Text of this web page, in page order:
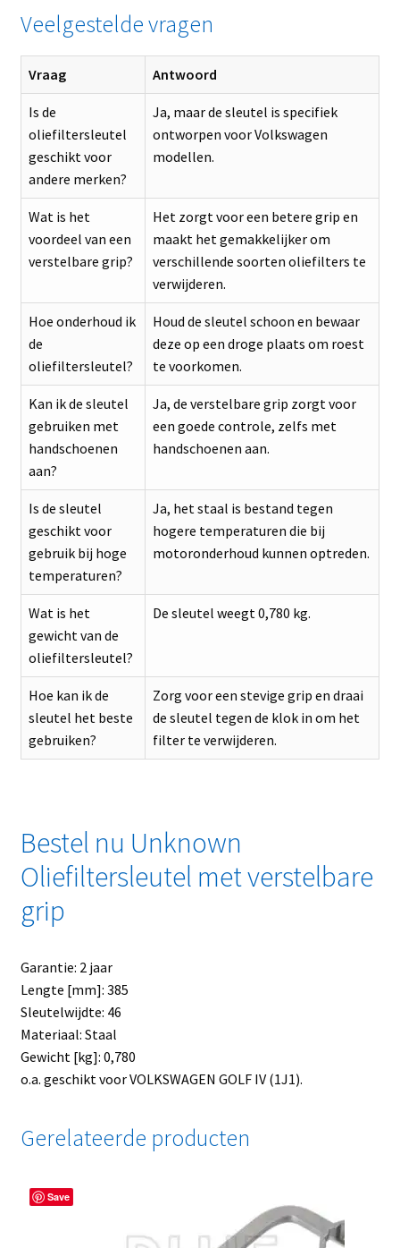
Veelgestelde vragen
Vraag Antwoord
Is de
oliefiltersleutel
geschikt voor
andere merken?
Ja, maar de sleutel is specifiek
ontworpen voor Volkswagen
modellen.
Wat is het
voordeel van een
verstelbare grip?
Het zorgt voor een betere grip en
maakt het gemakkelijker om
verschillende soorten oliefilters te
verwijderen.
Hoe onderhoud ik
de
oliefiltersleutel?
Houd de sleutel schoon en bewaar
deze op een droge plaats om roest
te voorkomen.
Kan ik de sleutel
gebruiken met
handschoenen
aan?
Ja, de verstelbare grip zorgt voor
een goede controle, zelfs met
handschoenen aan.
Is de sleutel
geschikt voor
gebruik bij hoge
temperaturen?
Ja, het staal is bestand tegen
hogere temperaturen die bij
motoronderhoud kunnen optreden.
Wat is het
gewicht van de
oliefiltersleutel?
De sleutel weegt 0,780 kg.
Hoe kan ik de
sleutel het beste
gebruiken?
Zorg voor een stevige grip en draai
de sleutel tegen de klok in om het
filter te verwijderen.
Bestel nu Unknown
Oliefiltersleutel met verstelbare
grip
Garantie: 2 jaar
Lengte [mm]: 385
Sleutelwijdte: 46
Materiaal: Staal
Gewicht [kg]: 0,780
o.a. geschikt voor VOLKSWAGEN GOLF IV (1J1).
Gerelateerde producten
Save